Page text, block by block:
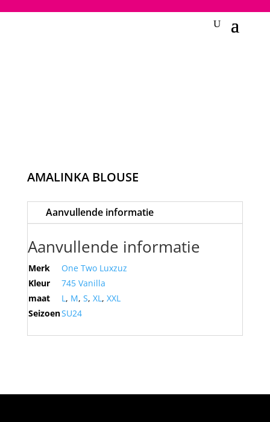
AMALINKA BLOUSE
Aanvullende informatie
Aanvullende informatie
Merk
One Two Luxzuz
Kleur
745 Vanilla
maat
L, M, S, XL, XXL
SeizoenSU24